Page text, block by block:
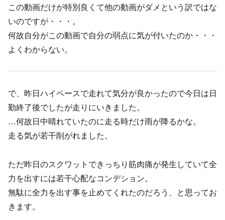
この動画だけが特別良くて他の動画がダメという訳ではな
いのですが・・・。
何故自分がこの動画で自分の弱点に気が付いたのか・・・
よくわからない。
で、昨日ハイペースで走れて気分が良かったので今日は日
勤終了後でしたが走りにいきました。
…何故日中晴れていたのに走る時だけ雨が降るかな。
走る気が若干削がれました。
ただ昨日のスクワットできっちり筋肉痛が発生していて全
力を出すには若干心配なコンデション。
無駄に全力を出す事を止めてくれたのだろう、と思ってお
きます。